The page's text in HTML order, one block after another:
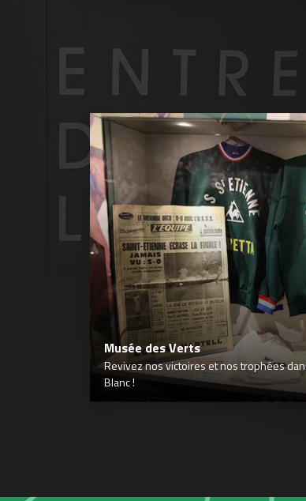
Musée des Verts
Revivez nos victoires et nos trophées
Blanc !